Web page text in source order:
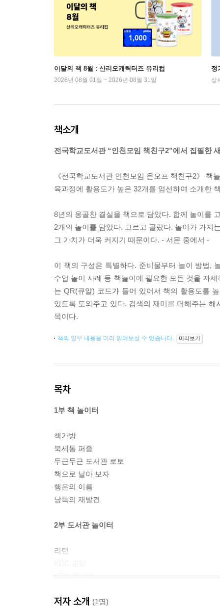
이달의 책 8월 : 산리오캐릭터즈 유리컵
2026년 08월 01일 ~ 2026년 08월 31일
정
상
책소개
전국학교도서관 “인천모임 책친구2”에서 집필한
《전국학교도서관 인천모임 온오프 책친구2》
육과정에 활용도가 높은 32개를 엄선하여 소개한
8년의 옹골찬 결실을 책으로 담았다. 함께 놀이를
2개의 놀이를 담았다. 고르고 골랐다. 놀이가 가지
그 가치가 더욱 커지기 때문이다. - 서문 중에서 -
이 책의 구성은 특별하다. 준비물부터 놀이 방법,
수업 놀이 사례 등 책놀이에 필요한 모든 것을 자
는 QR(큐알) 코드가 들어 있어서 책의 활용도를
있도록 도와주고 있다. 검색의 재미를 더해주는
목이다.
책의 일부 내용을 미리 읽어보실 수 있습니다. 미리보기
목차
1부 책 놀이터
책가방
북세통 퍼즐
두근두근 도서관 로토
책으로 날아 보자
행운의 이름
낭독의 재발견
2부 도서관 놀이터
리턴
KDC 책버거
저자 소개 (1명)